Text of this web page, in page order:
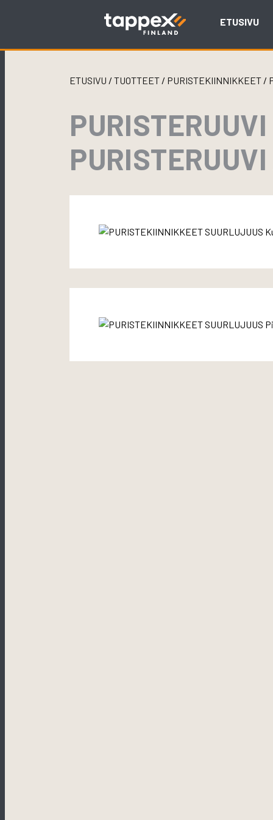
ETUSIVU
ETUSIVU /TUOTTEET / PURISTEKIINNIKKEET /